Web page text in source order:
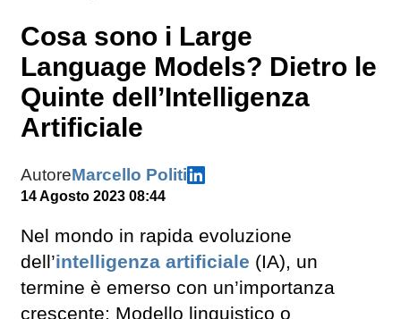
Cosa sono i Large
Language Models? Dietro le
Quinte dell’Intelligenza
Artificiale
AutoreMarcello Politi
14 Agosto 2023 08:44
Nel mondo in rapida evoluzione
dell’intelligenza artificiale (IA), un
termine è emerso con un’importanza
crescente: Modello linguistico o